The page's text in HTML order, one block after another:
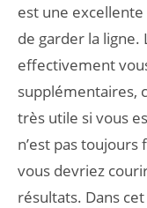
est une
de garder la ligne.
effectivement
supplémentaires,
très utile si vous
n’est pas
vous devriez
résultats. Dans